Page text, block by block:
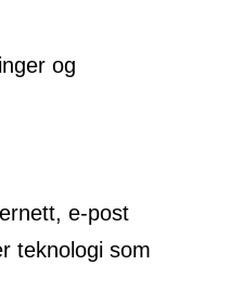
og
e-post
teknologi som